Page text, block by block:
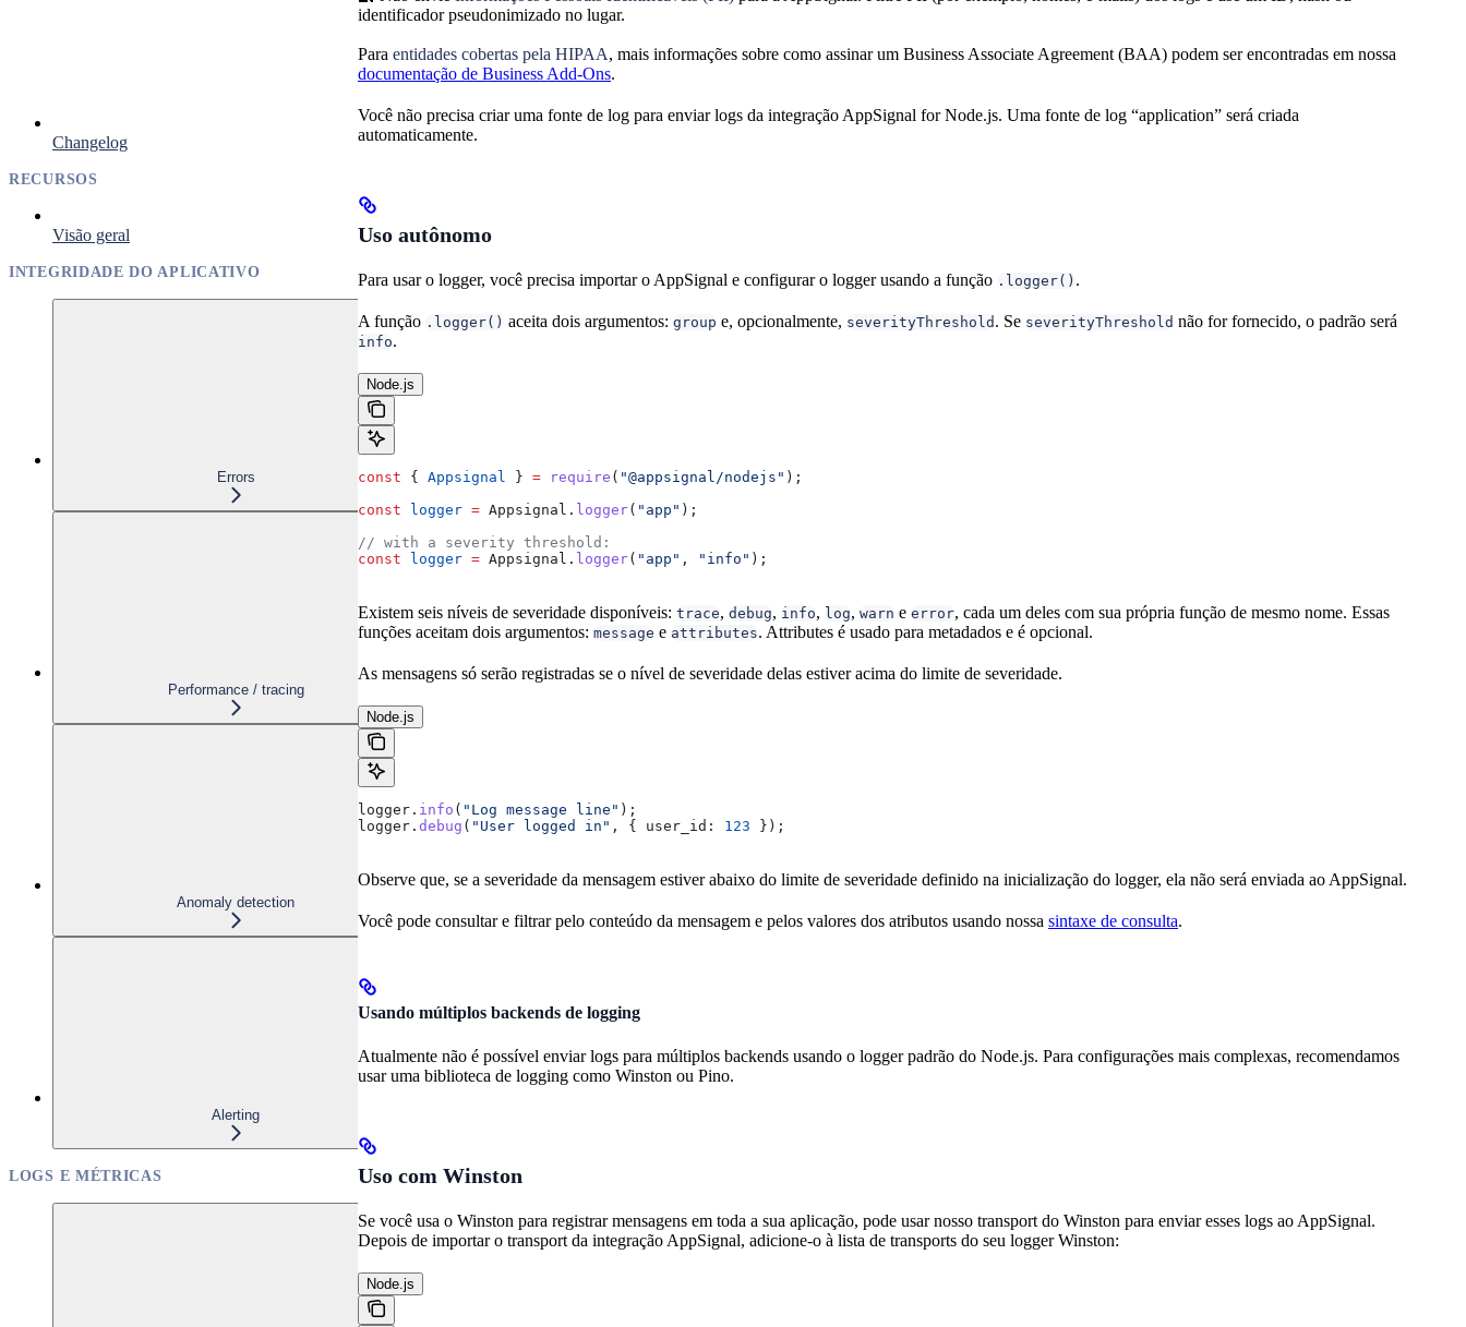
Changelog
RECURSOS
Visão geral
INTEGRIDADE DO APLICATIVO
Errors
Performance / tracing
Anomaly detection
Alerting
LOGS E MÉTRICAS
identificador pseudonimizado no lugar.
Para entidades cobertas pela HIPAA, mais informações sobre como assinar um Business Associate Agreement (BAA) podem ser encontradas em nossa
documentação de Business Add-Ons.
Você não precisa criar uma fonte de log para enviar logs da integração AppSignal for Node.js. Uma fonte de log “application” será criada
automaticamente.
Uso autônomo
Para usar o logger, você precisa importar o AppSignal e configurar o logger usando a função .logger() .
A função .logger() aceita dois argumentos: group e, opcionalmente, severityThreshold . Se severityThreshold não for fornecido, o padrão será
info.
Node.js
const { Appsignal } = require ( "@appsignal/nodejs" );
const logger = Appsignal . logger( "app" );
// with a severity threshold:
const logger = Appsignal . logger( "app" , "info" );
Existem seis níveis de severidade disponíveis: trace, debug, info, log, warn e error, cada um deles com sua própria função de mesmo nome. Essas
funções aceitam dois argumentos: message e attributes. Attributes é usado para metadados e é opcional.
As mensagens só serão registradas se o nível de severidade delas estiver acima do limite de severidade.
Node.js
logger . info ( "Log message line" );
logger . debug ( "User logged in" , { user_id: 123 });
Observe que, se a severidade da mensagem estiver abaixo do limite de severidade definido na inicialização do logger, ela não será enviada ao AppSignal.
Você pode consultar e filtrar pelo conteúdo da mensagem e pelos valores dos atributos usando nossa sintaxe de consulta.
Usando múltiplos backends de logging
Atualmente não é possível enviar logs para múltiplos backends usando o logger padrão do Node.js. Para configurações mais complexas, recomendamos
usar uma biblioteca de logging como Winston ou Pino.
Uso com Winston
Se você usa o Winston para registrar mensagens em toda a sua aplicação, pode usar nosso transport do Winston para enviar esses logs ao AppSignal.
Depois de importar o transport da integração AppSignal, adicione-o à lista de transports do seu logger Winston:
Node.js